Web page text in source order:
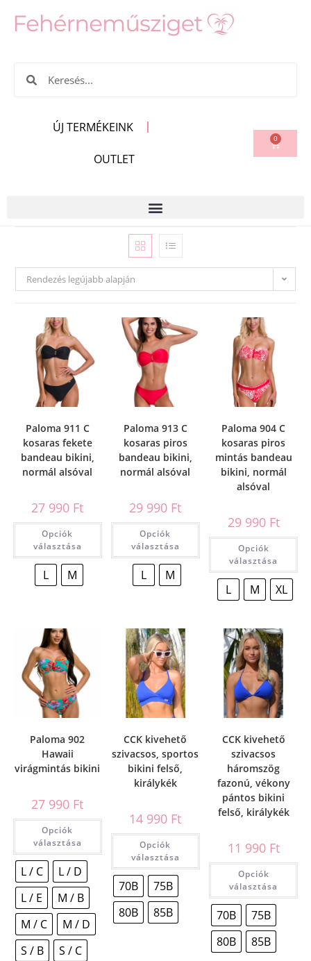
ÚJ TERMÉKEINK
OUTLET
0
Rendezés legújabb alapján
Paloma 911 C
kosaras fekete
bandeau bikini,
normál alsóval
27 990 Ft
Opciók
választása
L M
Paloma 913 C
kosaras piros
bandeau bikini,
normál alsóval
29 990 Ft
Opciók
választása
L M
Paloma 904 C
kosaras piros
mintás bandeau
bikini, normál
alsóval
29 990 Ft
Opciók
választása
L M XL
Paloma 902
Hawaii
virágmintás bikini
27 990 Ft
Opciók
választása
L / C
L / D
L / E
M / B
M / C
M / D
S / B
S / C
CCK kivehető
szivacsos, sportos
bikini felső,
királykék
14 990 Ft
Opciók
választása
70B
75B
80B
85B
CCK kivehető
szivacsos
háromszög
fazonú, vékony
pántos bikini
felső, királykék
11 990 Ft
Opciók
választása
70B
75B
80B
85B